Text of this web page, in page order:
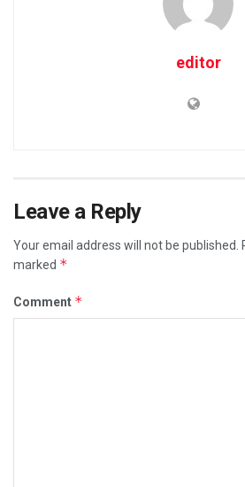
editor
Leave a Reply
Your email address will not be published.
marked *
Comment *